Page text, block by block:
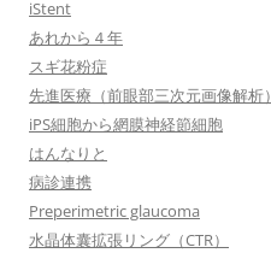
iStent
あれから４年
スギ花粉症
先進医療（前眼部三次元画像解析）
iPS細胞から網膜神経節細胞
はんなりと
病診連携
Preperimetric glaucoma
水晶体囊拡張リング（CTR）